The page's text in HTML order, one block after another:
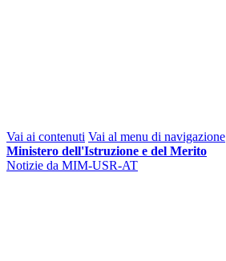
Vai ai contenuti Vai al menu di navigazione
Ministero dell'Istruzione e del Merito
Notizie da MIM-USR-AT